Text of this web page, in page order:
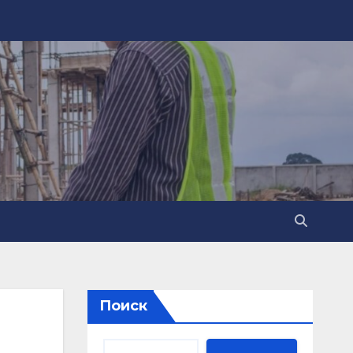
Поиск